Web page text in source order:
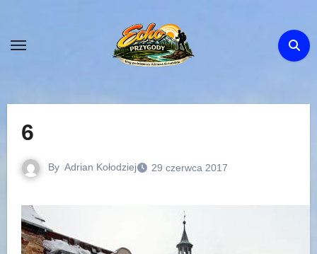
content
6
By Adrian Kołodziej 29 czerwca 2017